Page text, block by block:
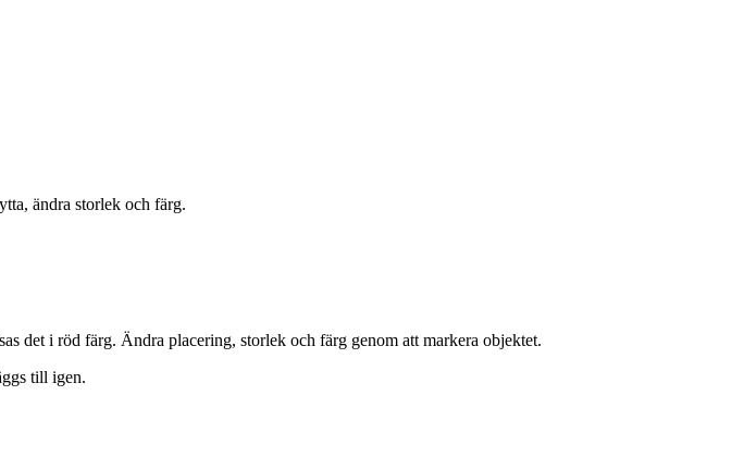
ändra storlek och färg.
det i röd färg. Ändra placering, storlek och färg genom att markera objektet.
till igen.